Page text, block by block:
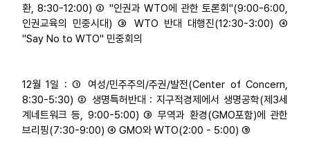
환, 8:30-12:00) ② "인권과 WTO에 관한 토론회"(9:00-6:00,
인권교육의 민중시대) ③ WTO 반대 대행진(12:30-3:00) ④
"Say No to WTO" 민중회의
12월 1일 : ① 여성/민주주의/주권/발전(Center of Concern,
8:30-5:30) ② 생명특허반대 : 지구적경제에서 생명공학(제3세
계네트워크 등, 9:00-5:00) ③ 무역과 환경(GMO포함)에 관한
브리핑(7:30-9:00) ④ GMO와 WTO(2:00 - 5:00) ⑤